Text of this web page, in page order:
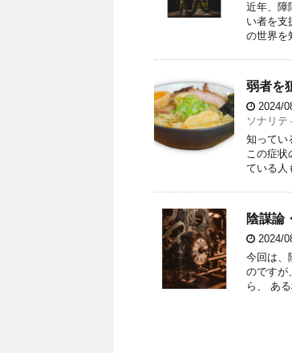
近年、障
い者を支
の世界を
弱者を
2024/
ソナリテ
知ってい
この症状
ている人
陰謀論
2024/
今回は、
のですが
ら、 あ